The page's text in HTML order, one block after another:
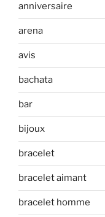
anniversaire
arena
avis
bachata
bar
bijoux
bracelet
bracelet aimant
bracelet homme